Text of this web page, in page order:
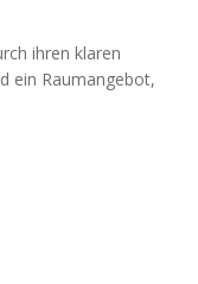
ihren klaren
ein Raumangebot,